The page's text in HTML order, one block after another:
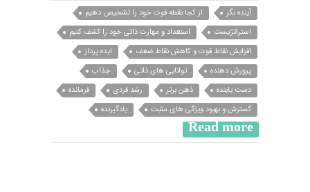
آینده نگر
از کجا نقطه قوت خود را تشخیص دهیم
استراتژیست
استعداد و مهارت ذاتی خود را کشف کنیم
افزایش نقاط قوت و کاهش نقاط ضعف
ایده پرداز
پرورش دهنده
توانایی های ذاتی
جذاب
دست یابنده
ذهن برتر رشد فردی
فرمانده
گسترش و بهبود ویژگی های مثبت
یادگیرنده
Read more